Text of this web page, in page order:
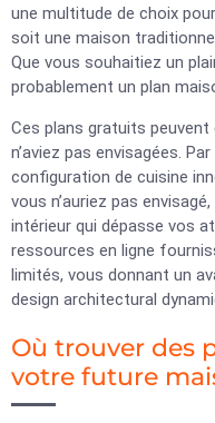
une multitude de choix
soit une maison
Que vous souhaitiez un
probablement un plan
Ces plans gratuits
n’aviez pas envisagées.
configuration de cuisine
vous n’auriez pas
intérieur qui dépasse vos
ressources en ligne
limités, vous donnant un
design architectural
Où trouver des
votre future